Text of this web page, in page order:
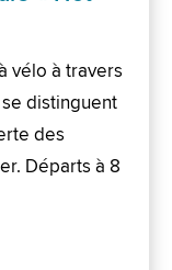
vélo à travers
distinguent
des
Départs à 8